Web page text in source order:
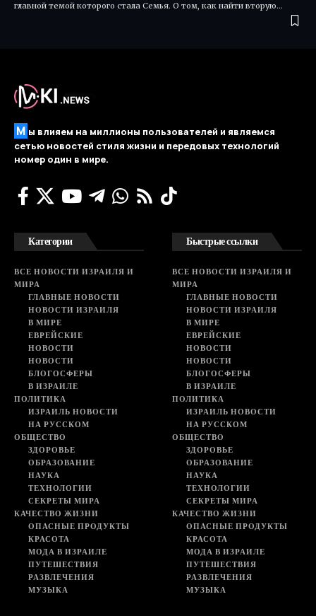
главной темой которого стала Семья. О том, как найти вторую…
М ы влияем на миллионы пользователей и являемся
сетью новостей стиля жизни и передовых технологий
номер один в мире.
Категории
ВСЕ НОВОСТИ ИЗРАИЛЯ И
МИРА
ГЛАВНЫЕ НОВОСТИ
НОВОСТИ ИЗРАИЛЯ
В МИРЕ
ЕВРЕЙСКИЕ
НОВОСТИ
НОВОСТИ
БЛОГОСФЕРЫ
В ИЗРАИЛЕ
ПОЛИТИКА
ИЗРАИЛЬ НОВОСТИ
НА РУССКОМ
ОБЩЕСТВО
ЗДОРОВЬЕ
ОБРАЗОВАНИЕ
НАУКА
ТЕХНОЛОГИИ
СЕКРЕТЫ МИРА
КАЧЕСТВО ЖИЗНИ
ОПАСНЫЕ ПРОДУКТЫ
КРАСОТА
МОДА В ИЗРАИЛЕ
ПУТЕШЕСТВИЯ
РАЗВЛЕЧЕНИЯ
МУЗЫКА
Быстрые ссылки
ВСЕ НОВОСТИ ИЗРАИЛЯ И
МИРА
ГЛАВНЫЕ НОВОСТИ
НОВОСТИ ИЗРАИЛЯ
В МИРЕ
ЕВРЕЙСКИЕ
НОВОСТИ
НОВОСТИ
БЛОГОСФЕРЫ
В ИЗРАИЛЕ
ПОЛИТИКА
ИЗРАИЛЬ НОВОСТИ
НА РУССКОМ
ОБЩЕСТВО
ЗДОРОВЬЕ
ОБРАЗОВАНИЕ
НАУКА
ТЕХНОЛОГИИ
СЕКРЕТЫ МИРА
КАЧЕСТВО ЖИЗНИ
ОПАСНЫЕ ПРОДУКТЫ
КРАСОТА
МОДА В ИЗРАИЛЕ
ПУТЕШЕСТВИЯ
РАЗВЛЕЧЕНИЯ
МУЗЫКА